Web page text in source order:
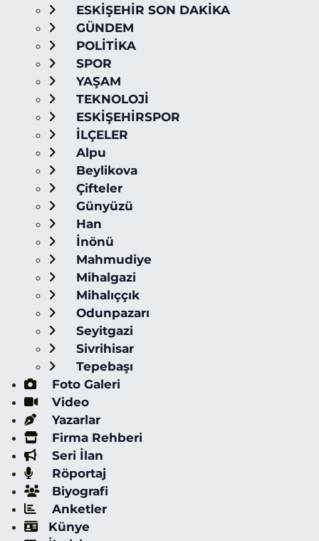
ESKİŞEHİR SON DAKİKA
GÜNDEM
POLİTİKA
SPOR
YAŞAM
TEKNOLOJİ
ESKİŞEHİRSPOR
İLÇELER
Alpu
Beylikova
Çifteler
Günyüzü
Han
İnönü
Mahmudiye
Mihalgazi
Mihalıççık
Odunpazarı
Seyitgazi
Sivrihisar
Tepebaşı
Foto Galeri
Video
Yazarlar
Firma Rehberi
Seri İlan
Röportaj
Biyografi
Anketler
Künye